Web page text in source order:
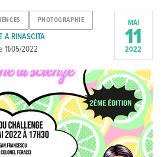
PHOTOGRAPHIE
A RINASCITA
11/05/2022
MAI
11
2022